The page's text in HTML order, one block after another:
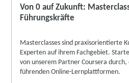
Von 0 auf Zukunft:
Führungskräfte
Masterclasses sind praxisorientierte
Experten auf ihrem Fachgebiet.
von unserem Partner Coursera
führenden Online-Lernplattformen.